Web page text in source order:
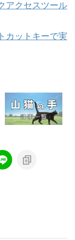
アクセスツール
カットキーで実